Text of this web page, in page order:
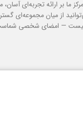
ما بر ارائه
از میان مجموعه‌ای
نیست — امضای شخصی